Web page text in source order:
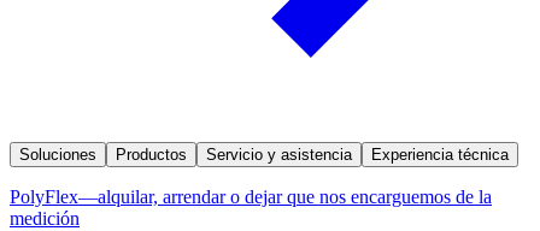
Soluciones Productos Servicio y asistencia Experiencia técnica
PolyFlex—alquilar, arrendar o dejar que nos encarguemos de la
medición